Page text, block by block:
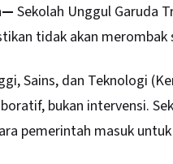
Sekolah Unggul Garuda
tidak akan
Sains, dan Teknologi (
bukan intervensi.
pemerintah masuk